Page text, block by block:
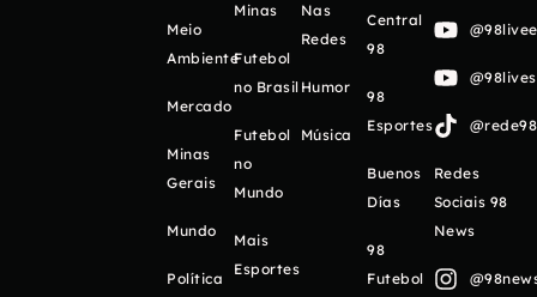
Meio
Ambiente
Mercado
Minas
Gerais
Mundo
Política
Minas
Futebol
no Brasil
Futebol
no
Mundo
Mais
Esportes
Nas
Redes
Humor
Música
Central
98
98
Esportes
Buenos
Días
98
Futebol
Redes
Sociais 98
News